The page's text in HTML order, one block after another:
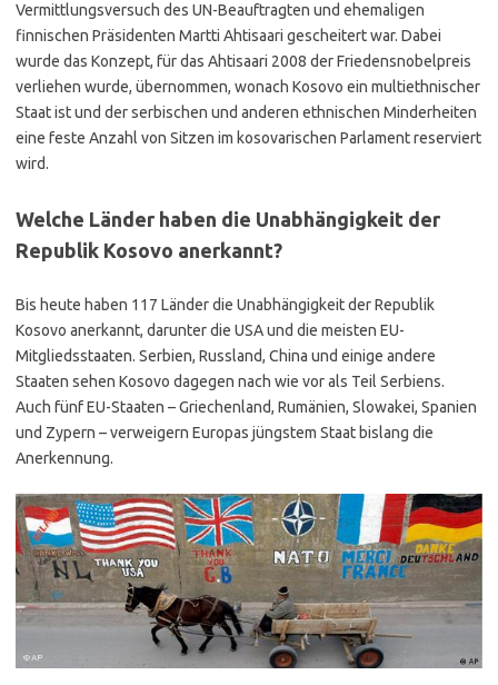
Vermittlungsversuch des UN-Beauftragten und ehemaligen
finnischen Präsidenten Martti Ahtisaari gescheitert war. Dabei
wurde das Konzept, für das Ahtisaari 2008 der Friedensnobelpreis
verliehen wurde, übernommen, wonach Kosovo ein multiethnischer
Staat ist und der serbischen und anderen ethnischen Minderheiten
eine feste Anzahl von Sitzen im kosovarischen Parlament reserviert
wird.
Welche Länder haben die Unabhängigkeit der
Republik Kosovo anerkannt?
Bis heute haben 117 Länder die Unabhängigkeit der Republik
Kosovo anerkannt, darunter die USA und die meisten EU-
Mitgliedsstaaten. Serbien, Russland, China und einige andere
Staaten sehen Kosovo dagegen nach wie vor als Teil Serbiens.
Auch fünf EU-Staaten – Griechenland, Rumänien, Slowakei, Spanien
und Zypern – verweigern Europas jüngstem Staat bislang die
Anerkennung.